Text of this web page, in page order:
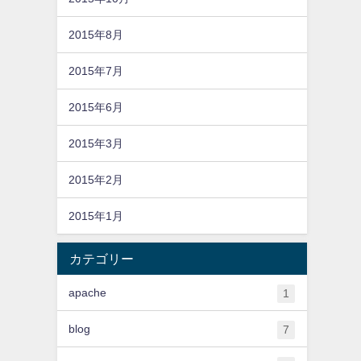
2015年8月
2015年7月
2015年6月
2015年3月
2015年2月
2015年1月
カテゴリー
apache 1
blog 7